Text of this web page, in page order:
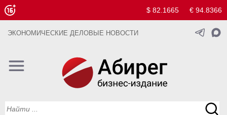
$ 82.1665 € 94.8366
ЭКОНОМИЧЕСКИЕ ДЕЛОВЫЕ НОВОСТИ